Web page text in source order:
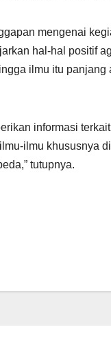
mengenai
hal-hal positif
ilmu itu panjang
informasi
ilmu khususnya
tutupnya.